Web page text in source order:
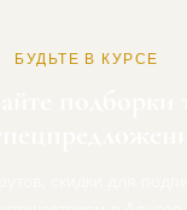
БУДЬТЕ В КУРСЕ